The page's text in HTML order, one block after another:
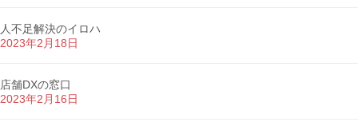
人不足解決のイロハ
2023年2月18日
店舗DXの窓口
2023年2月16日